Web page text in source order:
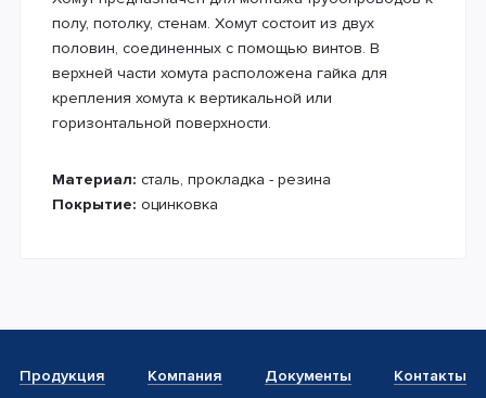
полу, потолку, стенам. Хомут состоит из двух
половин, соединенных с помощью винтов. В
верхней части хомута расположена гайка для
крепления хомута к вертикальной или
горизонтальной поверхности.
Материал:сталь, прокладка - резина
Покрытие:оцинковка
Продукция Компания Документы Контакты